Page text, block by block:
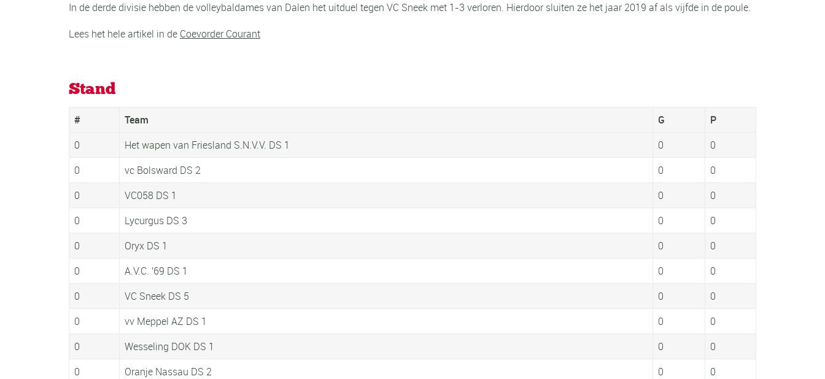
In de derde divisie hebben de volleybaldames van Dalen het uitduel tegen VC Sneek met 1-3 verloren. Hierdoor sluiten ze het jaar 2019 af als vijfde in de poule.
Lees het hele artikel in de Coevorder Courant
Stand
# Team G
P
0
Het wapen van Friesland S.N.V.V. DS 1 0
0
0
vc Bolsward DS 2 0
0
0
VC058 DS 1 0
0
0
Lycurgus DS 3 0
0
0
Oryx DS 1 0
0
0
A.V.C. '69 DS 1 0
0
0
VC Sneek DS 5 0
0
0
vv Meppel AZ DS 1 0
0
0
Wesseling DOK DS 1 0
0
0
Oranje Nassau DS 2 0 0